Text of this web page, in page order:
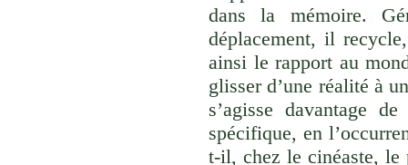
dans la mémoire.
déplacement, il
ainsi le rapport au
glisser d’une réalité à
s’agisse davantage
spécifique, en
t-il, chez le cinéaste, le